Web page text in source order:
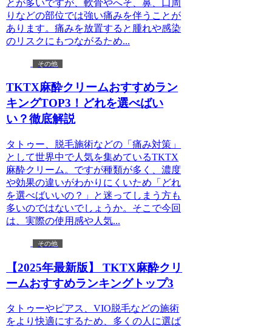
とが多いですが、軟骨やへそ、鼻、口周
りなどの部位では強い痛みを伴うことが
あります。痛みを放置すると腫れや感染
のリスクにもつながるため...
その他
TKTX麻酔クリームおすすめラン
キングTOP3！どれを選べばい
い？徹底解説
タトゥー、脱毛施術などの「痛み対策」
として世界中で人気を集めているTKTX
麻酔クリーム。ですが種類が多く、濃度
や効果の違いがわかりにくいため「どれ
を選べばいいの？」と迷ってしまう方も
多いのではないでしょうか。そこで今回
は、実際の使用感や人気...
その他
【2025年最新版】 TKTX麻酔クリ
ームおすすめランキングトップ3
タトゥーやピアス、VIO脱毛などの施術
をより快適にするため、多くの人に選ば